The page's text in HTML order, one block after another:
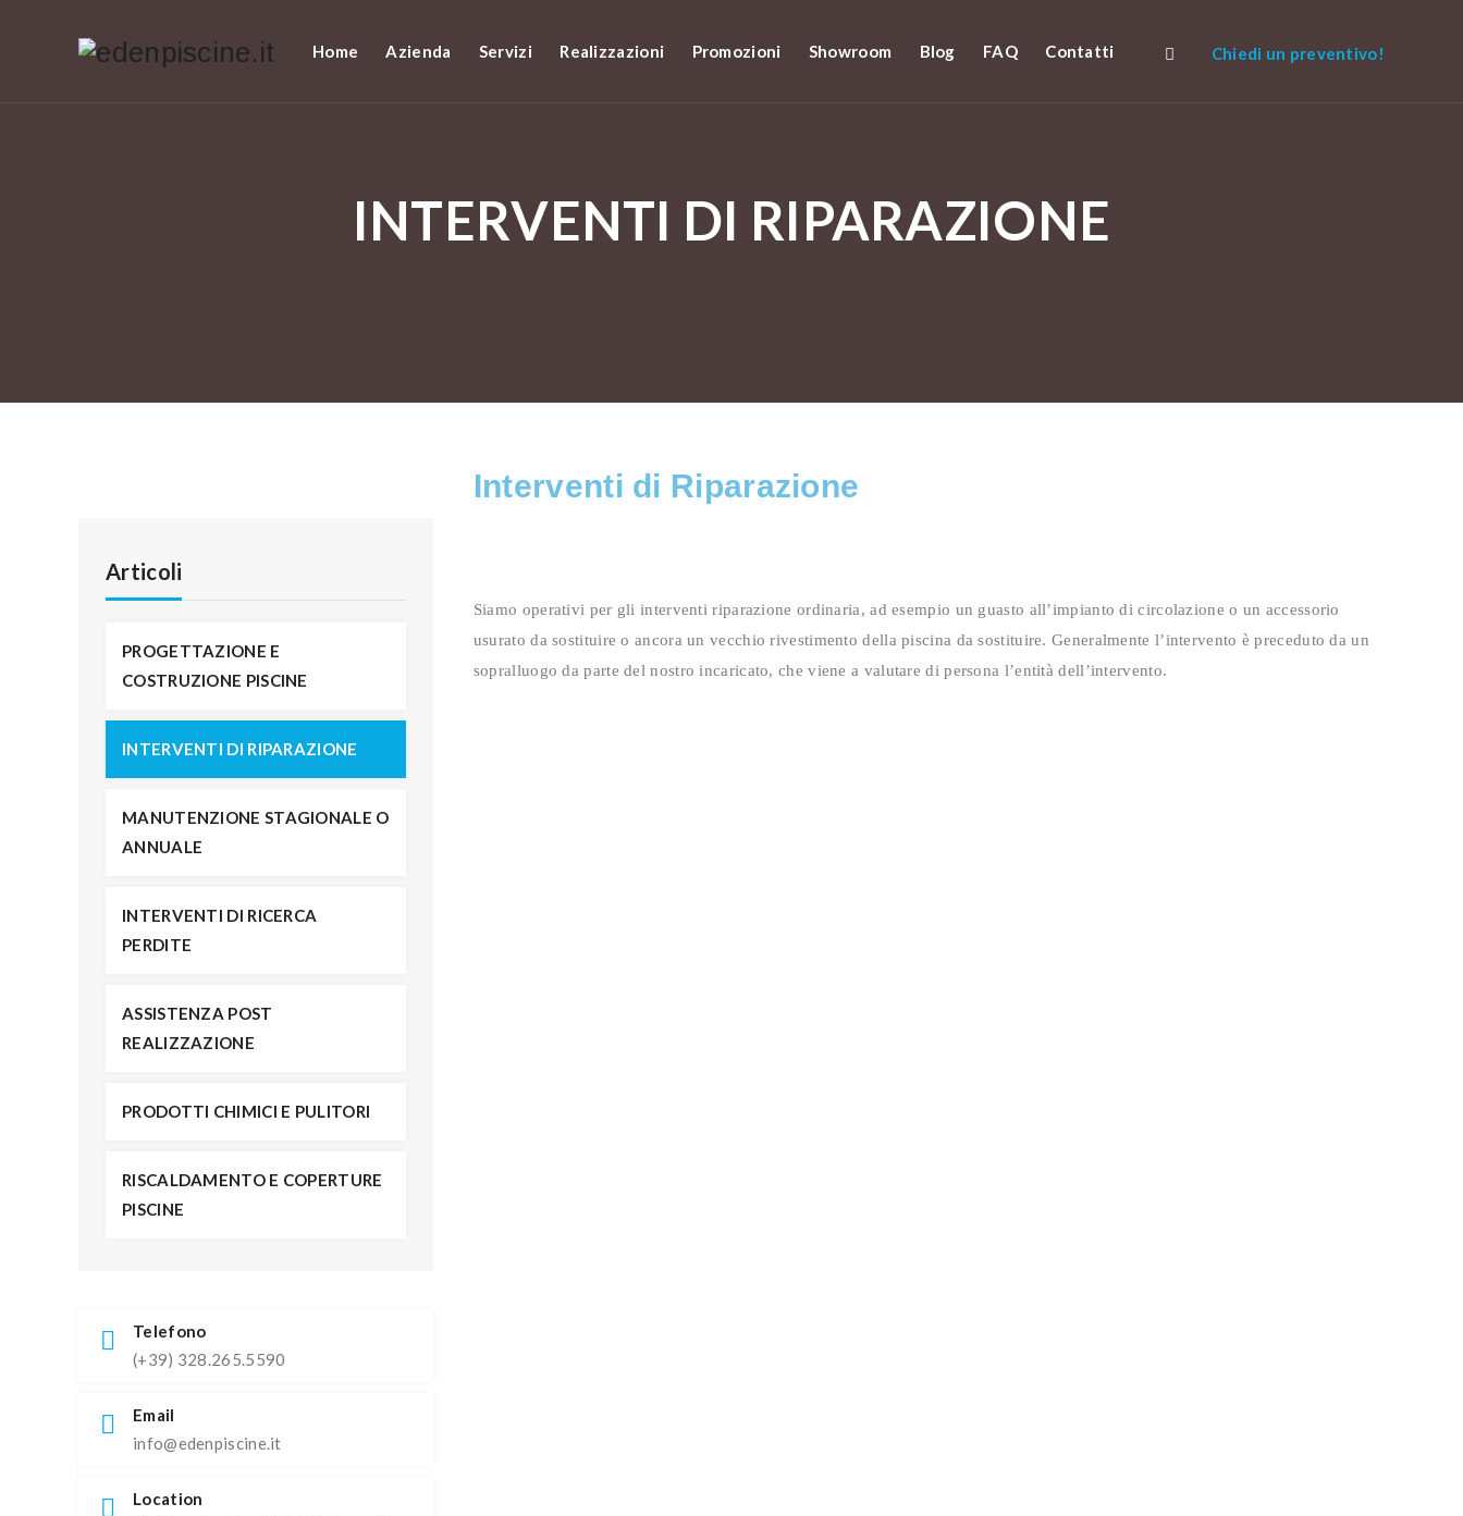
Chiedi un preventivo!
Home Azienda Servizi Realizzazioni Promozioni Showroom Blog FAQ Contatti
INTERVENTI DI RIPARAZIONE
Interventi di Riparazione
Siamo operativi per gli interventi riparazione ordinaria, ad esempio un guasto all’impianto di circolazione o un accessorio
usurato da sostituire o ancora un vecchio rivestimento della piscina da sostituire. Generalmente l’intervento è preceduto da un
sopralluogo da parte del nostro incaricato, che viene a valutare di persona l’entità dell’intervento.
Articoli
PROGETTAZIONE E
COSTRUZIONE PISCINE
INTERVENTI DI RIPARAZIONE
MANUTENZIONE STAGIONALE O
ANNUALE
INTERVENTI DI RICERCA
PERDITE
ASSISTENZA POST
REALIZZAZIONE
PRODOTTI CHIMICI E PULITORI
RISCALDAMENTO E COPERTURE
PISCINE
Telefono
(+39) 328.265.5590
Email
info@edenpiscine.it
Location